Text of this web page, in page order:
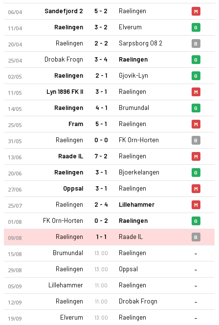
Raelingen 2026 sezonu | 3. Lig Grup 6'de 8. sırada, 21
06/04 Sandefjord 2 5 - 2 Raelingen M
11/04 Raelingen 3 - 2 Elverum G
20/04 Raelingen 2 - 2 Sarpsborg 08 2 B
25/04 Drobak Frogn 3 - 4 Raelingen G
02/05 Raelingen 2 - 1 Gjovik-Lyn G
11/05 Lyn 1896 FK II 3 - 1 Raelingen M
14/05 Raelingen 4 - 1 Brumundal G
25/05 Fram 5 - 1 Raelingen M
31/05 Raelingen 0 - 0 FK Orn-Horten B
13/06 Raade IL 7 - 2 Raelingen M
20/06 Raelingen 3 - 1 Bjoerkelangen G
27/06 Oppsal 3 - 1 Raelingen M
25/07 Raelingen 2 - 4 Lillehammer M
01/08 FK Orn-Horten 0 - 2 Raelingen G
09/08 Raelingen 1 - 1 Raade IL B
15/08 Brumundal 13:00 Raelingen -
29/08 Raelingen 13:00 Oppsal -
05/09 Lillehammer 11:00 Raelingen -
12/09 Raelingen 11:00 Drobak Frogn -
19/09 Elverum 13:00 Raelingen -